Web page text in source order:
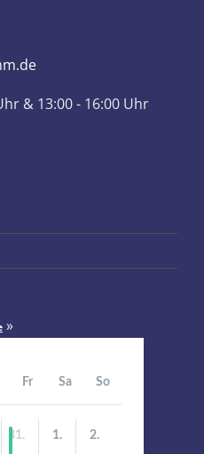
& 13:00 - 16:00 Uhr
»